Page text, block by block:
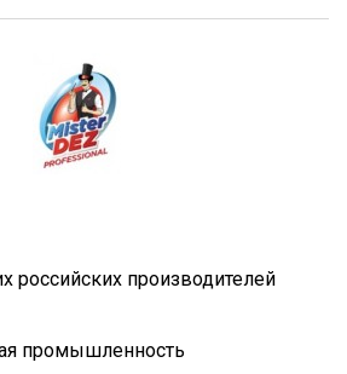
российских производителей
промышленность